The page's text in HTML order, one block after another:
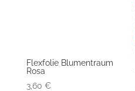
Flexfolie Blumentraum
Rosa
3,60 €